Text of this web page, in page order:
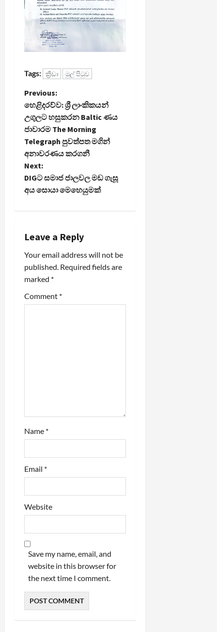
Tags: ක්‍රීඩා මුල් පිටුව
P
o
s
t
n
a
i
g
a
t
Previous:
හෙළිදරව්ව: ශ්‍රී ලාංකිකයන්
උගුලට හසුකරන Baltic ණය
ජාවාරම The Morning
Telegraph පුවත්පත මගින්
අනාවරණය කරගනී
Next:
DIGට සමාජ ජාලවල මඩ ගැසූ
අය සොයා මෙහෙයුමක්
Leave a Reply
Your email address will not be
published. Required fields are
marked *
Comment *
Name *
Email *
Website
Save my name, email, and
website in this browser for
the next time I comment.